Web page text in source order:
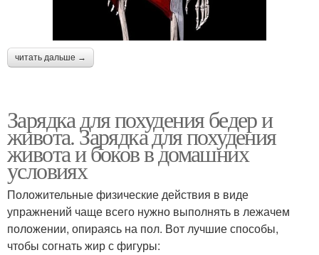
читать дальше →
Зарядка для похудения бедер и
живота. Зарядка для похудения
живота и боков в домашних
условиях
Положительные физические действия в виде
упражнений чаще всего нужно выполнять в лежачем
положении, опираясь на пол. Вот лучшие способы,
чтобы согнать жир с фигуры: